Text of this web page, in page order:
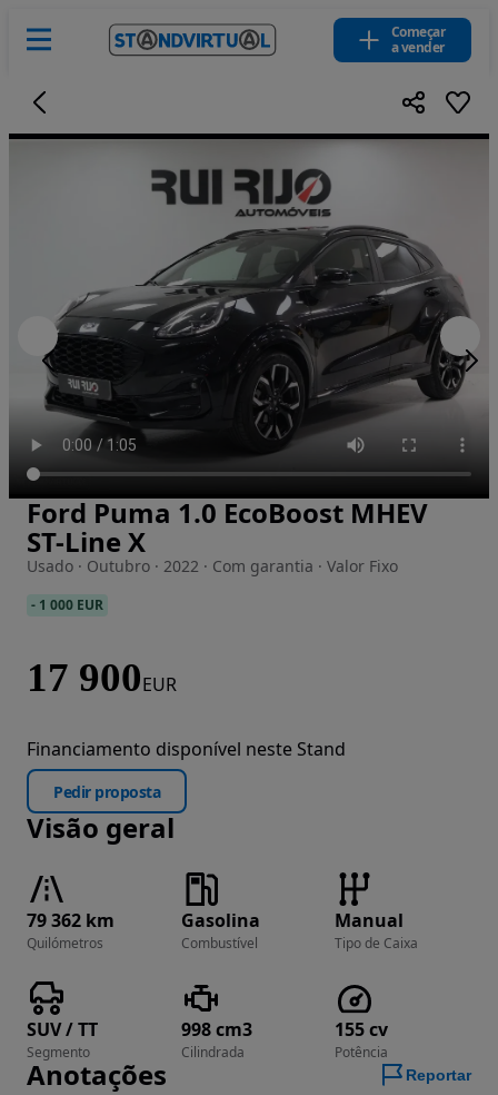
Começar
a vender
Imagem 1 de 28
Ford Puma 1.0 EcoBoost MHEV
ST-Line X
Usado · Outubro · 2022 · Com garantia · Valor Fixo
- 1 000 EUR
17 900EUR
Financiamento disponível neste Stand
Pedir proposta
Visão geral
79 362 km
Quilómetros
Gasolina
Combustível
Manual
Tipo de Caixa
SUV / TT
Segmento
998 cm3
Cilindrada
155 cv
Potência
Anotações Reportar